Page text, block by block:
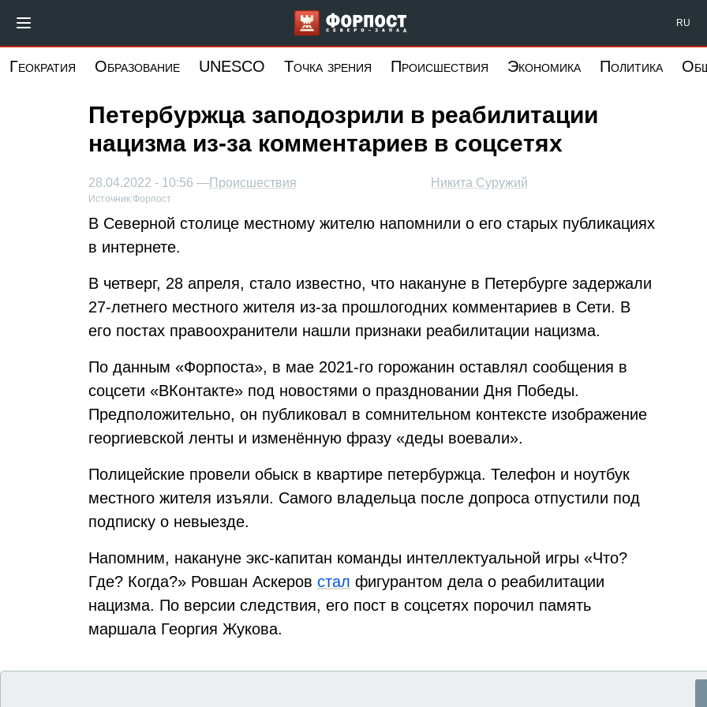
основному
Форпост Северо-Запад RU
Геократия Образование UNESCO Точка зрения Происшествия Экономика Политика
Петербуржца заподозрили в реабилитации
нацизма из-за комментариев в соцсетях
Никита Суружий
28.04.2022 - 10:56 —Происшествия
Источник:Форпост
В Северной столице местному жителю напомнили о его старых публикациях
в интернете.
В четверг, 28 апреля, стало известно, что накануне в Петербурге задержали
27-летнего местного жителя из-за прошлогодних комментариев в Сети. В
его постах правоохранители нашли признаки реабилитации нацизма.
По данным «Форпоста», в мае 2021-го горожанин оставлял сообщения в
соцсети «ВКонтакте» под новостями о праздновании Дня Победы.
Предположительно, он публиковал в сомнительном контексте изображение
георгиевской ленты и изменённую фразу «деды воевали».
Полицейские провели обыск в квартире петербуржца. Телефон и ноутбук
местного жителя изъяли. Самого владельца после допроса отпустили под
подписку о невыезде.
Напомним, накануне экс-капитан команды интеллектуальной игры «Что?
Где? Когда?» Ровшан Аскеров стал фигурантом дела о реабилитации
нацизма. По версии следствия, его пост в соцсетях порочил память
маршала Георгия Жукова.